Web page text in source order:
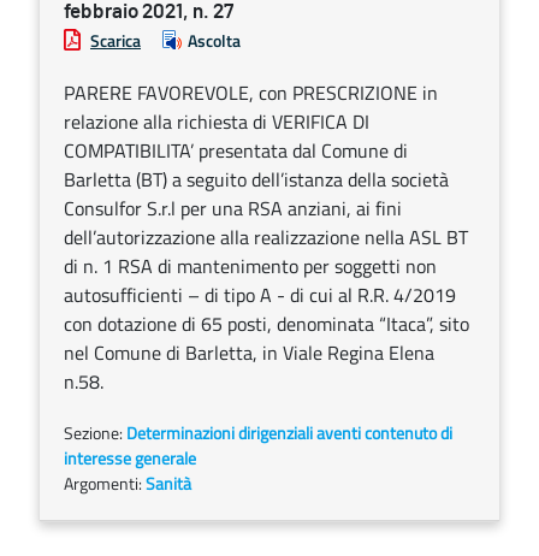
febbraio 2021, n. 27
Scarica Ascolta
PARERE FAVOREVOLE, con PRESCRIZIONE in
relazione alla richiesta di VERIFICA DI
COMPATIBILITA’ presentata dal Comune di
Barletta (BT) a seguito dell’istanza della società
Consulfor S.r.l per una RSA anziani, ai fini
dell’autorizzazione alla realizzazione nella ASL BT
di n. 1 RSA di mantenimento per soggetti non
autosufficienti – di tipo A - di cui al R.R. 4/2019
con dotazione di 65 posti, denominata “Itaca”, sito
nel Comune di Barletta, in Viale Regina Elena
n.58.
Sezione: Determinazioni dirigenziali aventi contenuto di
interesse generale
Argomenti:Sanità